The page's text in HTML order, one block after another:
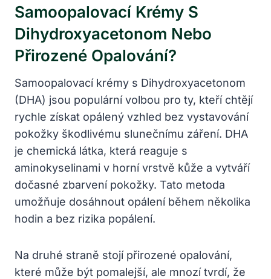
Samoopalovací Krémy S
Dihydroxyacetonom Nebo
Přirozené Opalování?
Samoopalovací krémy s Dihydroxyacetonom
(DHA) jsou populární volbou pro ty, kteří chtějí
rychle získat opálený vzhled bez vystavování
pokožky škodlivému slunečnímu záření. DHA
je chemická látka, která reaguje s
aminokyselinami v horní vrstvě kůže a vytváří
dočasné zbarvení pokožky. Tato metoda
umožňuje dosáhnout opálení během několika
hodin a bez rizika popálení.
Na druhé straně stojí přirozené opalování,
které může být pomalejší, ale mnozí tvrdí, že